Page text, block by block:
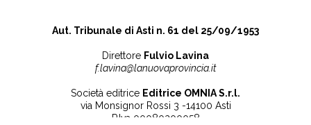
Aut. Tribunale di Asti n. 61 del 25/09/1953
Direttore Fulvio Lavina
f.lavina@lanuovaprovincia.it
Società editrice Editrice OMNIA S.r.l.
via Monsignor Rossi 3 -14100 Asti
P.Iva 00080200058